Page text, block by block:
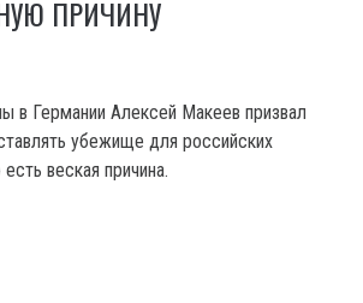
ПРИЧИНУ
в Германии Алексей Макеев призвал
убежище для российских
веская причина.